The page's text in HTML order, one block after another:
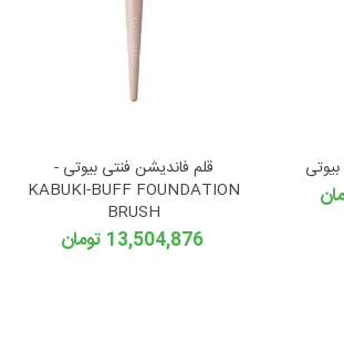
قلم فاندیشن فنتی بیوتی -
KABUKI-BUFF FOUNDATION
BRUSH
13,504,876 تومان